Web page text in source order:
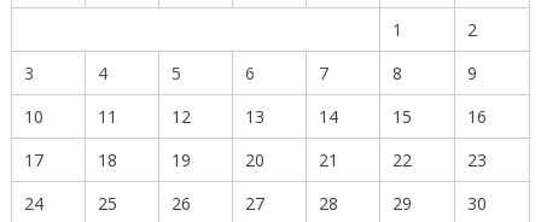
1
2
3
4 5 6 7 8
9
10
11 12 13 14 15
16
17
18 19 20 21 22
23
24
25 26 27 28 29 30